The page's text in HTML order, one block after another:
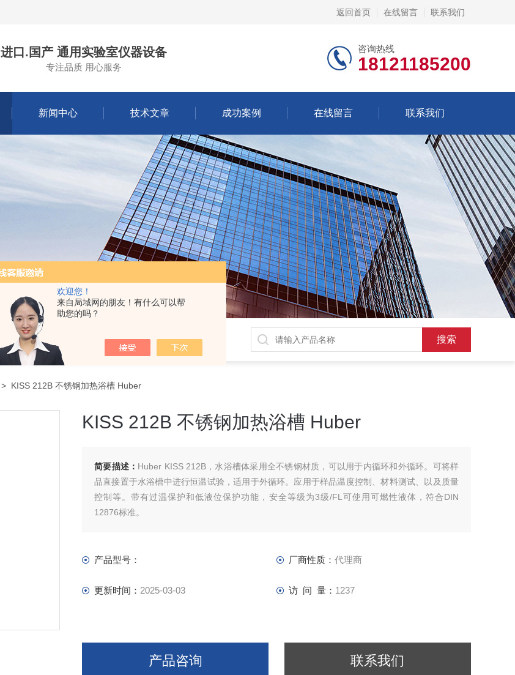
欢迎您！
来自局域网的朋友！有什么可以帮
助您的吗？
返回首页 在线留言 联系我们
进口.国产 通用实验室仪器设备
专注品质 用心服务
咨询热线
18121185200
新闻中心 技术文章 成功案例 在线留言 联系我们
> KISS 212B 不锈钢加热浴槽 Huber
KISS 212B 不锈钢加热浴槽 Huber
简要描述： Huber KISS 212B，水浴槽体采用全不锈钢材质，可以用于内循环和外循环。可将样
品直接置于水浴槽中进行恒温试验，适用于外循环。应用于样品温度控制、材料测试、以及质量
控制等。带有过温保护和低液位保护功能，安全等级为3级/FL可使用可燃性液体，符合DIN
12876标准。
产品型号： 厂商性质： 代理商
更新时间： 2025-03-03 访 问 量： 1237
产品咨询 联系我们